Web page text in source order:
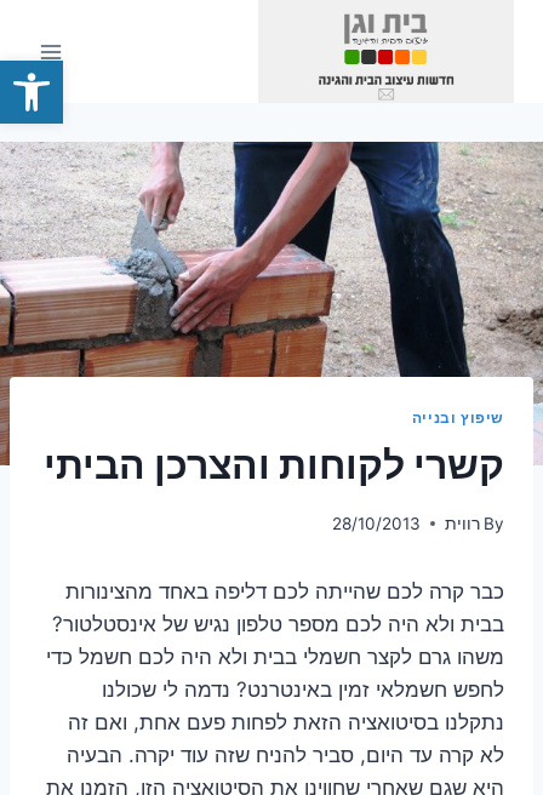
פתח
שיפוץ ובנייה
קשרי לקוחות והצרכן הביתי
By רווית 28/10/2013
כבר קרה לכם שהייתה לכם דליפה באחד מהצינורות
בבית ולא היה לכם מספר טלפון נגיש של אינסטלטור?
משהו גרם לקצר חשמלי בבית ולא היה לכם חשמל כדי
לחפש חשמלאי זמין באינטרנט? נדמה לי שכולנו
נתקלנו בסיטואציה הזאת לפחות פעם אחת, ואם זה
לא קרה עד היום, סביר להניח שזה עוד יקרה. הבעיה
היא שגם שאחרי שחווינו את הסיטואציה הזו, הזמנו את